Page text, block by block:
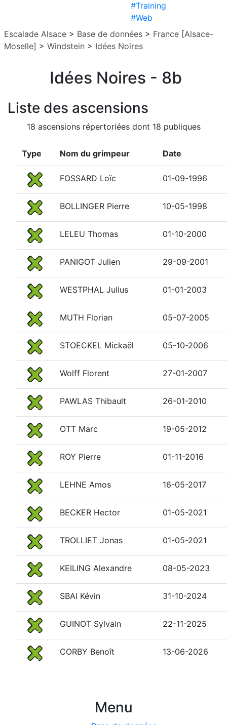
#Training
#Web
Escalade Alsace > Base de données > France [Alsace-
Moselle] > Windstein > Idées Noires
Idées Noires - 8b
Liste des ascensions
18 ascensions répertoriées dont 18 publiques
Type Nom du grimpeur Date
FOSSARD Loïc 01-09-1996
BOLLINGER Pierre 10-05-1998
LELEU Thomas 01-10-2000
PANIGOT Julien 29-09-2001
WESTPHAL Julius 01-01-2003
MUTH Florian 05-07-2005
STOECKEL Mickaël 05-10-2006
Wolff Florent 27-01-2007
PAWLAS Thibault 26-01-2010
OTT Marc 19-05-2012
ROY Pierre 01-11-2016
LEHNE Amos 16-05-2017
BECKER Hector 01-05-2021
TROLLIET Jonas 01-05-2021
KEILING Alexandre 08-05-2023
SBAI Kévin 31-10-2024
GUINOT Sylvain 22-11-2025
CORBY Benoît 13-06-2026
Menu